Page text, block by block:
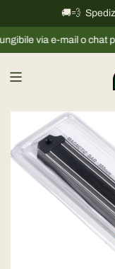
a
i
🚚💨
e-mail o chat per